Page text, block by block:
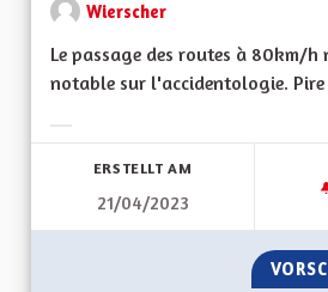
Wierscher
Le passage des routes à 80km/
notable sur l'accidentologie. Pire
ERSTELLT AM
21/04/2023